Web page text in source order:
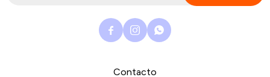
Contacto
  